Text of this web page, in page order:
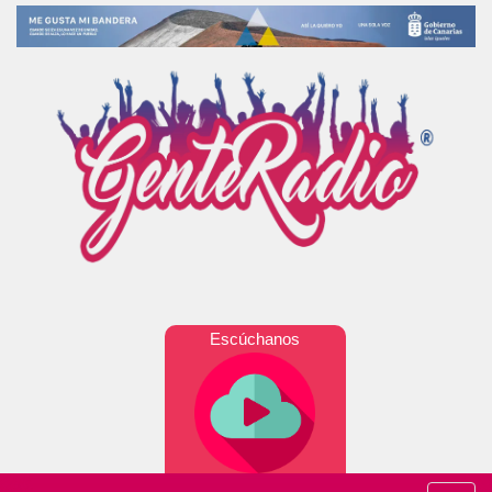
Escúchanos